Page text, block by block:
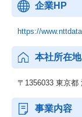
企業HP
https://
本社所在地
〒1356033 東京都
事業内容